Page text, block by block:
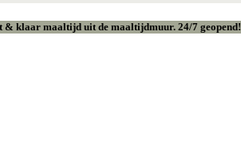
& klaar maaltijd uit de maaltijdmuur. 24/7 geopend!